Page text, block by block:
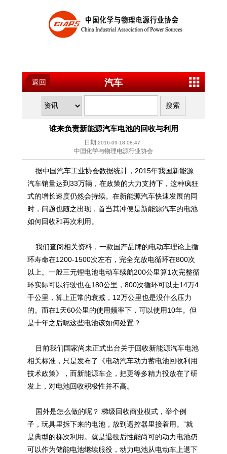
返回 汽车
谁来负责新能源汽车电池的回收与利用
日期:2016-09-18 08:47
中国化学与物理电源行业协会
据中国汽车工业协会数据统计，2015年我国新能源
汽车销量达到33万辆，在政策的大力支持下，这种疯狂
式的增长速度仍然会持续。在新能源汽车快速发展的同
时，问题也随之出现，首当其冲便是新能源汽车的电池
如何回收和再次利用。
我们查阅相关资料，一款国产品牌的电动车理论上循
环寿命在1200-1500次左右，完全充放电循环在800次
以上。一般三元锂电池电动车续航200公里算1次完整循
环实际可以行驶也在180公里，800次循环可以走14万4
千公里，算上正常的衰减，12万公里也是没什么压力
的。而在1天60公里的使用频率下，可以使用10年。但
是十年之后呢这些电池该如何处置？
目前我们国家尚未正式出台关于回收新能源汽车电池
相关标准，只是发布了《电动汽车动力蓄电池回收利用
技术政策》，而新能源车企，把更等多精力投放在了研
发上，对电池回收积极性并不高。
国外是怎么做的呢？ 梯级回收商业模式，举个例
子，玩具里拆下来的电池，放到遥控器里接着用。”就
是典型的梯次利用。就是退役后性能尚可的动力电池仍
可以作为储能电池继续服役，动力电池从电动车上退下